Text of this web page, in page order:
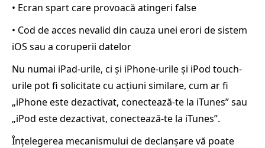
• Ecran spart care provoacă atingeri false
• Cod de acces nevalid din cauza unei erori de sistem
iOS sau a coruperii datelor
Nu numai iPad-urile, ci și iPhone-urile și iPod touch-
urile pot fi solicitate cu acțiuni similare, cum ar fi
„iPhone este dezactivat, conectează-te la iTunes” sau
„iPod este dezactivat, conectează-te la iTunes”.
Înțelegerea mecanismului de declanșare vă poate